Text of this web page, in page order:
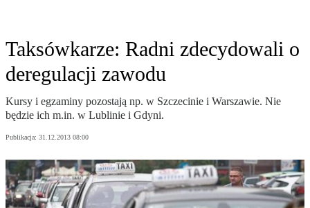
Taksówkarze: Radni zdecydowali o
deregulacji zawodu
Kursy i egzaminy pozostają np. w Szczecinie i Warszawie. Nie
będzie ich m.in. w Lublinie i Gdyni.
Publikacja: 31.12.2013 08:00